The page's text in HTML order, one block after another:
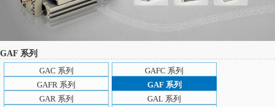
GAF 系列
GAC 系列
GAFC 系列
GAFR 系列
GAF 系列
GAR 系列
GAL 系列